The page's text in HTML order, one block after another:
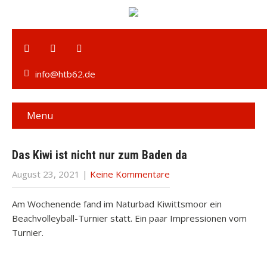
info@htb62.de
Menu
Das Kiwi ist nicht nur zum Baden da
August 23, 2021 | Keine Kommentare
Am Wochenende fand im Naturbad Kiwittsmoor ein
Beachvolleyball-Turnier statt. Ein paar Impressionen vom
Turnier.